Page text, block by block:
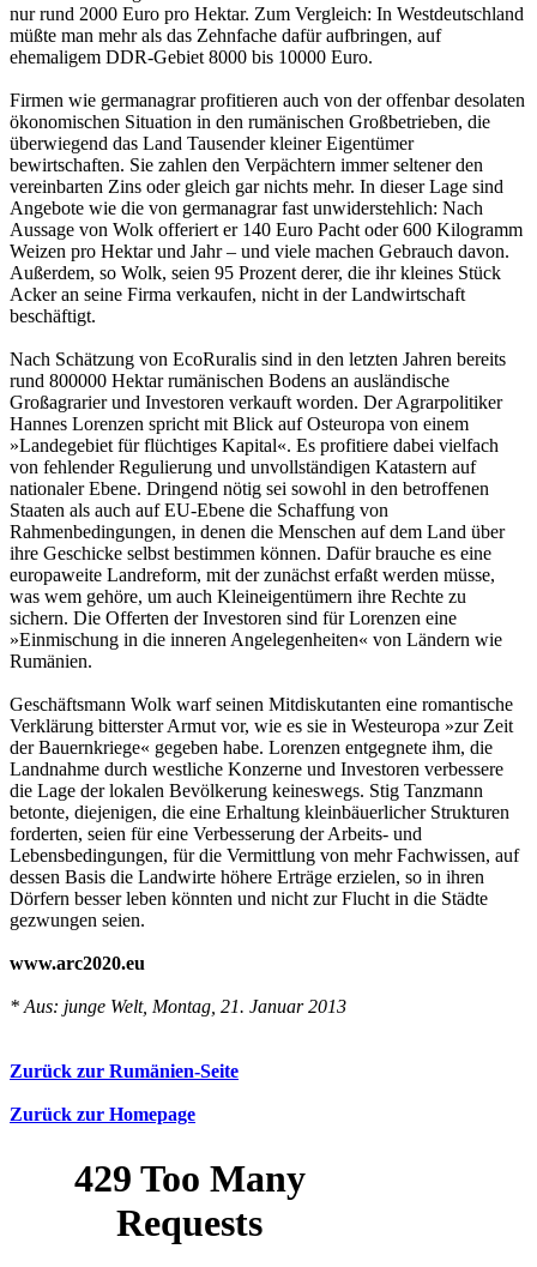
nur rund 2000 Euro pro Hektar. Zum Vergleich: In Westdeutschland
müßte man mehr als das Zehnfache dafür aufbringen, auf
ehemaligem DDR-Gebiet 8000 bis 10000 Euro.
Firmen wie germanagrar profitieren auch von der offenbar desolaten
ökonomischen Situation in den rumänischen Großbetrieben, die
überwiegend das Land Tausender kleiner Eigentümer
bewirtschaften. Sie zahlen den Verpächtern immer seltener den
vereinbarten Zins oder gleich gar nichts mehr. In dieser Lage sind
Angebote wie die von germanagrar fast unwiderstehlich: Nach
Aussage von Wolk offeriert er 140 Euro Pacht oder 600 Kilogramm
Weizen pro Hektar und Jahr – und viele machen Gebrauch davon.
Außerdem, so Wolk, seien 95 Prozent derer, die ihr kleines Stück
Acker an seine Firma verkaufen, nicht in der Landwirtschaft
beschäftigt.
Nach Schätzung von EcoRuralis sind in den letzten Jahren bereits
rund 800000 Hektar rumänischen Bodens an ausländische
Großagrarier und Investoren verkauft worden. Der Agrarpolitiker
Hannes Lorenzen spricht mit Blick auf Osteuropa von einem
»Landegebiet für flüchtiges Kapital«. Es profitiere dabei vielfach
von fehlender Regulierung und unvollständigen Katastern auf
nationaler Ebene. Dringend nötig sei sowohl in den betroffenen
Staaten als auch auf EU-Ebene die Schaffung von
Rahmenbedingungen, in denen die Menschen auf dem Land über
ihre Geschicke selbst bestimmen können. Dafür brauche es eine
europaweite Landreform, mit der zunächst erfaßt werden müsse,
was wem gehöre, um auch Kleineigentümern ihre Rechte zu
sichern. Die Offerten der Investoren sind für Lorenzen eine
»Einmischung in die inneren Angelegenheiten« von Ländern wie
Rumänien.
Geschäftsmann Wolk warf seinen Mitdiskutanten eine romantische
Verklärung bitterster Armut vor, wie es sie in Westeuropa »zur Zeit
der Bauernkriege« gegeben habe. Lorenzen entgegnete ihm, die
Landnahme durch westliche Konzerne und Investoren verbessere
die Lage der lokalen Bevölkerung keineswegs. Stig Tanzmann
betonte, diejenigen, die eine Erhaltung kleinbäuerlicher Strukturen
forderten, seien für eine Verbesserung der Arbeits- und
Lebensbedingungen, für die Vermittlung von mehr Fachwissen, auf
dessen Basis die Landwirte höhere Erträge erzielen, so in ihren
Dörfern besser leben könnten und nicht zur Flucht in die Städte
gezwungen seien.
www.arc2020.eu
* Aus: junge Welt, Montag, 21. Januar 2013
Zurück zur Rumänien-Seite
Zurück zur Homepage